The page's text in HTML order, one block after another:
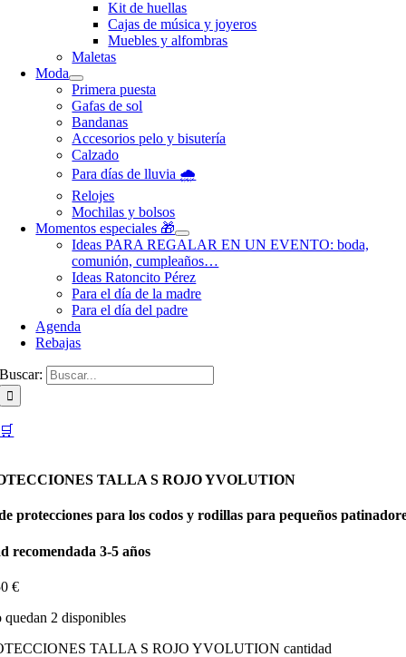
Kit de huellas
Cajas de música y joyeros
Muebles y alfombras
Maletas
Moda
Primera puesta
Gafas de sol
Bandanas
Accesorios pelo y bisutería
Calzado
Para días de lluvia 🌧️
Relojes
Mochilas y bolsos
Momentos especiales 🎁
Ideas PARA REGALAR EN UN EVENTO: boda,
comunión, cumpleaños…
Ideas Ratoncito Pérez
Para el día de la madre
Para el día del padre
Agenda
Rebajas
Buscar:
🛒
TALLA S ROJO YVOLUTION
protecciones para los codos y rodillas para pequeños
recomendada 3-5 años
€
quedan 2 disponibles
TALLA S ROJO YVOLUTION cantidad